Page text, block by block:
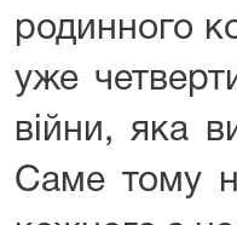
родинного
уже
війни, яка
Саме тому